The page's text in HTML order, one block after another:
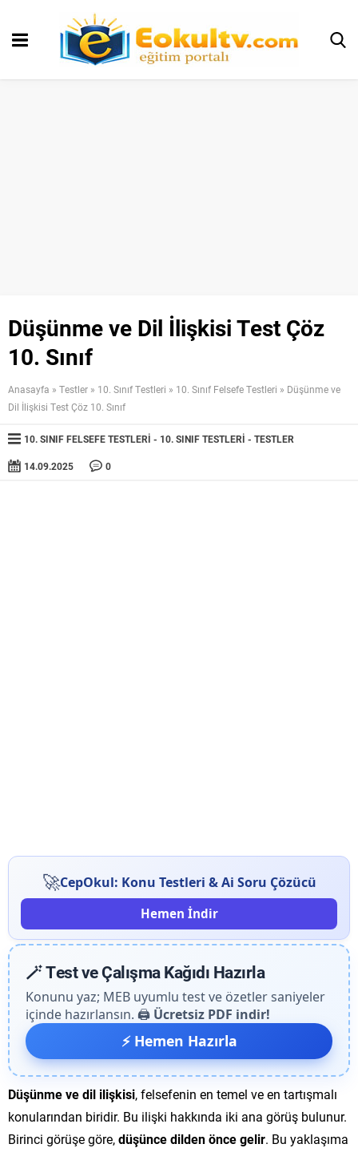
Düşünme ve Dil İlişkisi Test Çöz
10. Sınıf
Anasayfa » Testler » 10. Sınıf Testleri » 10. Sınıf Felsefe Testleri » Düşünme ve
Dil İlişkisi Test Çöz 10. Sınıf
10. SINIF FELSEFE TESTLERI 10. SINIF TESTLERI TESTLER
14.09.2025 0
🚀CepOkul: Konu Testleri & Ai Soru Çözücü
Hemen İndir
🪄 Test ve Çalışma Kağıdı Hazırla
Konunu yaz; MEB uyumlu test ve özetler saniyeler
içinde hazırlansın. 🖨️ Ücretsiz PDF indir!
⚡ Hemen Hazırla
Düşünme ve dil ilişkisi, felsefenin en temel ve en tartışmalı
konularından biridir. Bu ilişki hakkında iki ana görüş bulunur.
Birinci görüşe göre,düşünce dilden önce gelir. Bu yaklaşıma